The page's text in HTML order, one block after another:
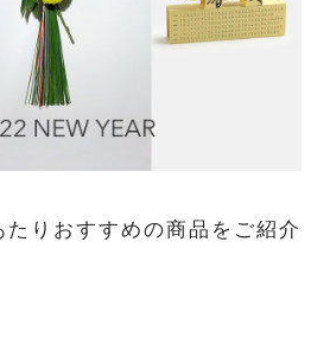
りおすすめの商品をご紹介